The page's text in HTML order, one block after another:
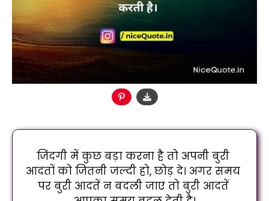
जिंदगी में कुछ बड़ा करना है तो अपनी बुरी
आदतों को जितनी जल्दी हो, छोड़ दे। अगर समय
पर बुरी आदतें न बदली जाए तो बुरी आदतें